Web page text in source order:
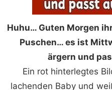
Huhu… Guten Morgen
Puschen… es ist
ärgern und
Ein rot hinterlegtes
lachenden Baby und